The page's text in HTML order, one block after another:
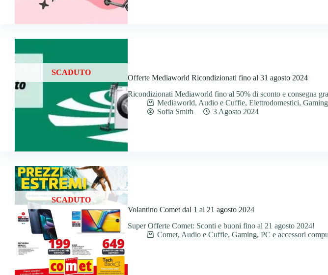
SCADUTO
Offerte Mediaworld Ricondizionati fino al 31 agosto 2024
Ricondizionati Mediaworld fino al 50% di sconto e consegna
Mediaworld, Audio e Cuffie, Elettrodomestici, Gaming
Sofia Smith
3 Agosto 2024
SCADUTO
Volantino Comet dal 1 al 21 agosto 2024
Super Offerte Comet: Sconti e buoni fino al 21 agosto 2024!
Comet, Audio e Cuffie, Gaming, PC e accessori